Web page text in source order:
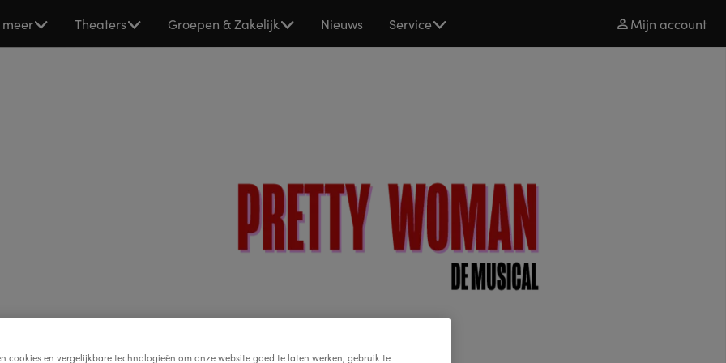
meer Theaters Groepen & Zakelijk Nieuws Service Mijn account
Pretty
cookies en vergelijkbare technologieën om onze website goed te laten werken, gebruik te